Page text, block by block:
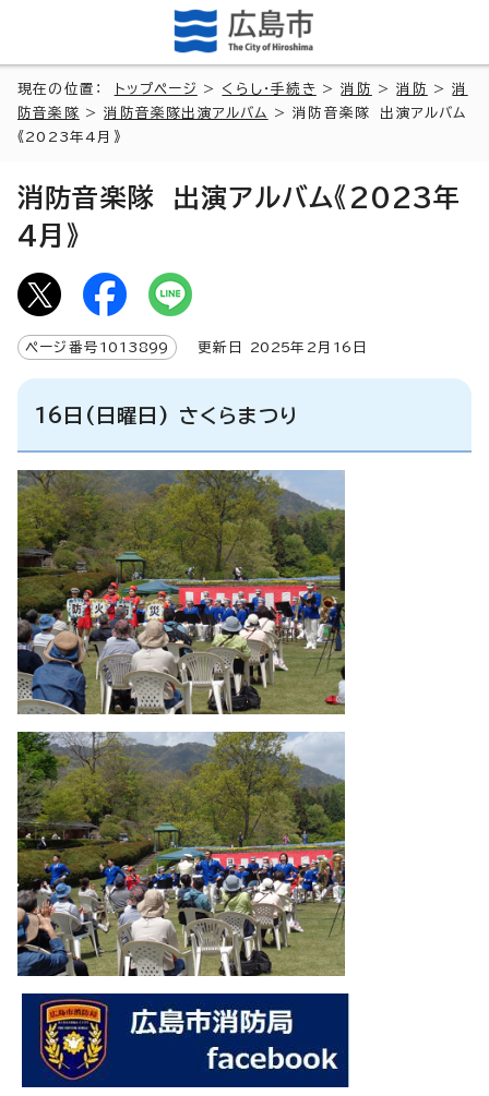
現在の位置： トップページ > くらし・手続き >消防 >消防 >消
防音楽隊 >消防音楽隊出演アルバム
> 消防音楽隊 出演アルバム
《2023年4月》
消防音楽隊 出演アルバム《2023年
4月》
ページ番号 1013899 更新日 2025年2月 16 日
16日(日曜日) さくらまつり